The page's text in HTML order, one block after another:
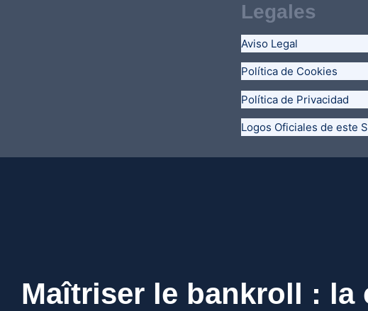
Legales
Aviso Legal
Política de Cookies
Política de Privacidad
Logos Oficiales de este
Maîtriser le bankroll : la